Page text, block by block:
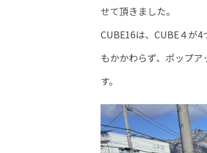
せて頂きました。
CUBE16は、CUBE４が
もかかわらず、ポップ
す。